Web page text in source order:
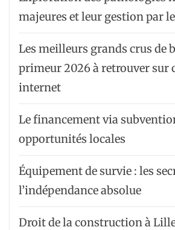
majeures et leur gestion par
Les meilleurs grands crus de
primeur 2026 à retrouver sur
internet
Le financement via
opportunités locales
Équipement de survie : les
l’indépendance absolue
Droit de la construction à